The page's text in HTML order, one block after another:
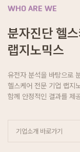
WHO ARE WE
분자진단 헬
랩지노믹스
유전자 분석을 바탕으로
헬스케어 전문 기업 랩지
함께 안정적인 결과를 제
기업소개 바로가기